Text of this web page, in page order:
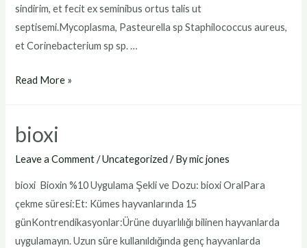
sindirim, et fecit ex seminibus ortus talis ut
septisemi.Mycoplasma, Pasteurella sp Staphilococcus aureus,
et Corinebacterium sp sp. …
bioxinin
Read More »
bioxi
Leave a Comment /Uncategorized / Bymic jones
bioxi Bioxin %10 Uygulama Şekli ve Dozu: bioxi OralPara
çekme süresi:Et: Kümes hayvanlarında 15
günKontrendikasyonlar:Ürüne duyarlılığı bilinen hayvanlarda
uygulamayın. Uzun süre kullanıldığında genç hayvanlarda